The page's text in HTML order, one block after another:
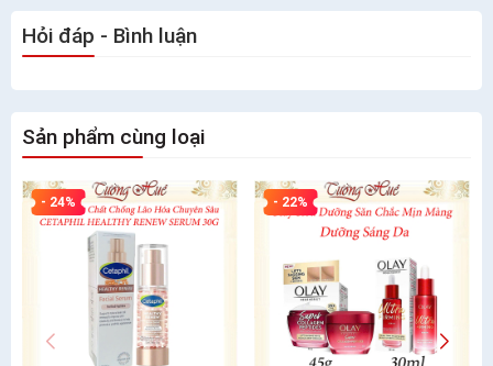
Hỏi đáp - Bình luận
Sản phẩm cùng loại
- 24% - 22%